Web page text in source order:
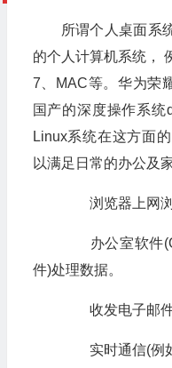
所谓个人桌面系
的个人计算机系统，
7、MAC等。华为荣
国产的深度操作系统
Linux系统在这方面
以满足日常的办公及
浏览器上网浏
办公室软件
件)处理数据。
收发电子邮件(
实时通信(例如